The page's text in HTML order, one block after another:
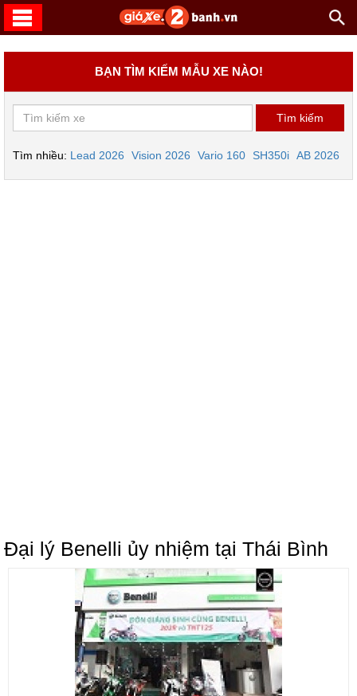
BẠN TÌM KIẾM MẪU XE NÀO!
Tìm nhiều: Lead 2026 Vision 2026 Vario 160 SH350i AB 2026
Đại lý Benelli ủy nhiệm tại Thái Bình